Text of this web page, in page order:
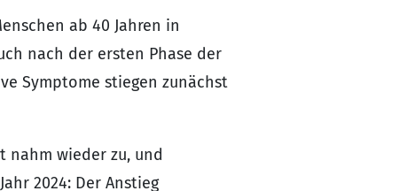
ab 40 Jahren in
nach der ersten Phase der
Symptome stiegen zunächst
nahm wieder zu, und
2024: Der Anstieg